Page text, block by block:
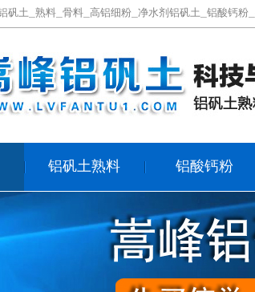
矾土_熟料_骨料_高铝细粉_净水剂铝矾土_铝酸钙粉_
铝矾土熟料 铝酸钙粉